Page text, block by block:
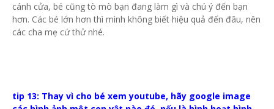
cánh cửa, bé cũng tò mò bạn đang làm gì và chú ý đến bạn
hơn. Các bé lớn hơn thì mình không biết hiệu quả đến đâu, nên
các cha mẹ cứ thử nhé.
tip 13: Thay vì cho bé xem youtube, hãy google image